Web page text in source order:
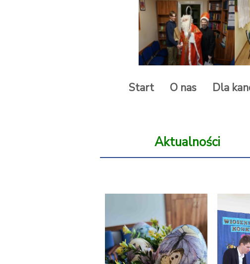
Start O nas Dla
Aktualności